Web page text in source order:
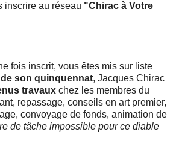
inscrire au réseau "Chirac à Votre
fois inscrit, vous êtes mis sur liste
de son quinquennat, Jacques Chirac
travaux chez les membres du
repassage, conseils en art premier,
convoyage de fonds, animation de
de tâche impossible pour ce diable